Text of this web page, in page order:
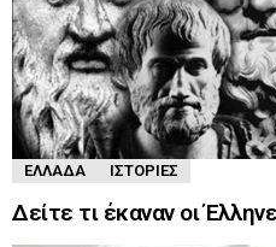
ΕΛΛΆΔΑ ΙΣΤΟΡΊΕΣ
Δείτε τι έκαναν οι